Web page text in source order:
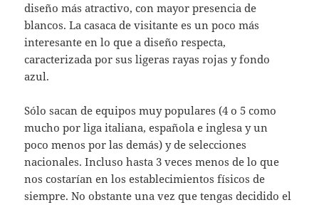
diseño más atractivo, con mayor presencia de
blancos. La casaca de visitante es un poco más
interesante en lo que a diseño respecta,
caracterizada por sus ligeras rayas rojas y fondo
azul.
Sólo sacan de equipos muy populares (4 o 5 como
mucho por liga italiana, española e inglesa y un
poco menos por las demás) y de selecciones
nacionales. Incluso hasta 3 veces menos de lo que
nos costarían en los establecimientos físicos de
siempre. No obstante una vez que tengas decidido el